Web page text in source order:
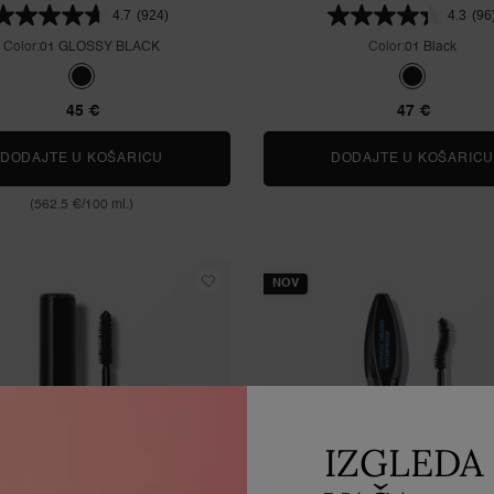
4.7 (924)
Color:01 GLOSSY BLACK
Selected
01 GLOSSY BLACK color for Lash Idôle vodootporna maskara, 1 of 1
45 €
DODAJTE U KOŠARICU LASH IDÔLE VODOOTPORNA MASKARA
(562.5 €/100 ml.)
4.3 (96)
Color:01 Black
Selected
01 Black
47 €
DODAJTE U KOŠARICU
NOV
IZGLEDA